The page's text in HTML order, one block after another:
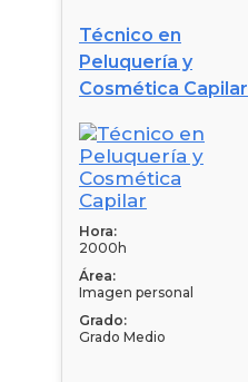
Técnico en
Peluquería y
Cosmética Capilar
Hora:
2000h
Área:
Imagen personal
Grado:
Grado Medio